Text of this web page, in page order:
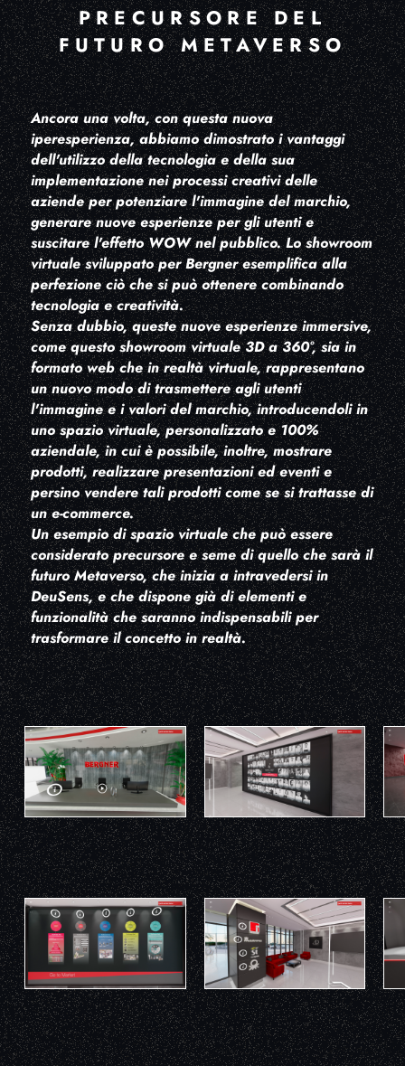
PRECURSORE DEL
FUTURO METAVERSO
Ancora una volta, con questa nuova
iperesperienza, abbiamo dimostrato i vantaggi
dell'utilizzo della tecnologia e della sua
implementazione nei processi creativi delle
aziende per potenziare l'immagine del marchio,
generare nuove esperienze per gli utenti e
suscitare l'effetto WOW nel pubblico. Lo showroom
virtuale sviluppato per Bergner esemplifica alla
perfezione ciò che si può ottenere combinando
tecnologia e creatività.
Senza dubbio, queste nuove esperienze immersive,
come questo showroom virtuale 3D a 360°, sia in
formato web che in realtà virtuale, rappresentano
un nuovo modo di trasmettere agli utenti
l'immagine e i valori del marchio, introducendoli in
uno spazio virtuale, personalizzato e 100%
aziendale, in cui è possibile, inoltre, mostrare
prodotti, realizzare presentazioni ed eventi e
persino vendere tali prodotti come se si trattasse di
un e-commerce.
Un esempio di spazio virtuale che può essere
considerato precursore e seme di quello che sarà il
futuro Metaverso, che inizia a intravedersi in
DeuSens, e che dispone già di elementi e
funzionalità che saranno indispensabili per
trasformare il concetto in realtà.